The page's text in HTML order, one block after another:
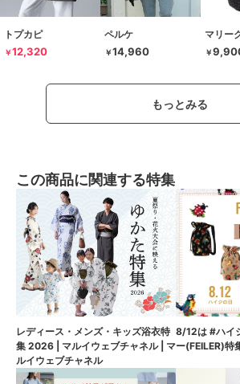
トプカピ
￥12,320
ペルケ
￥14,960
マリー
￥
もっとみる
この商品に関連する特集
レディース・メンズ・キッズ浴衣特
集 2026 | マルイウェブチャネル | マ
ルイウェブチャネル
8/12は #ハイ
ー(FEILER)特